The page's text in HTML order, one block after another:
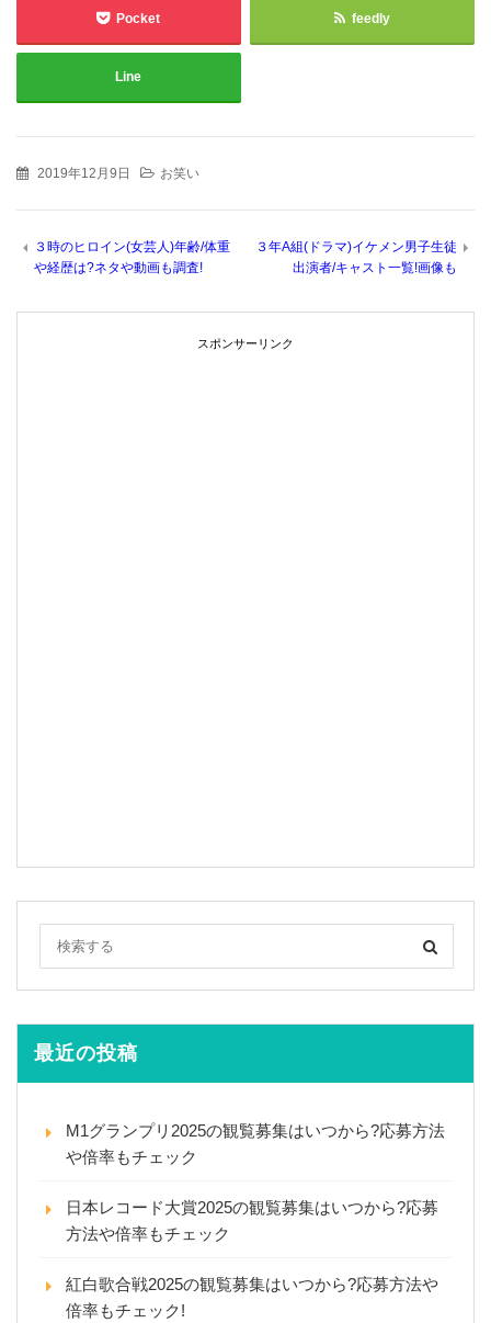
Pocket feedly
Line
2019年12月9日 お笑い
３時のヒロイン(女芸人)年齢/体重
や経歴は?ネタや動画も調査!
３年A組(ドラマ)イケメン男子生徒
出演者/キャスト一覧!画像も
スポンサーリンク
最近の投稿
M1グランプリ2025の観覧募集はいつから?応募方法
や倍率もチェック
日本レコード大賞2025の観覧募集はいつから?応募
方法や倍率もチェック
紅白歌合戦2025の観覧募集はいつから?応募方法や
倍率もチェック!